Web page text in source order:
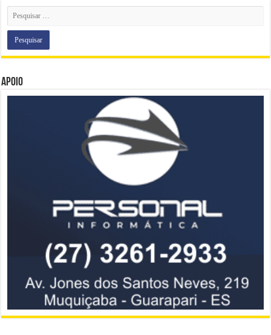
Apoio